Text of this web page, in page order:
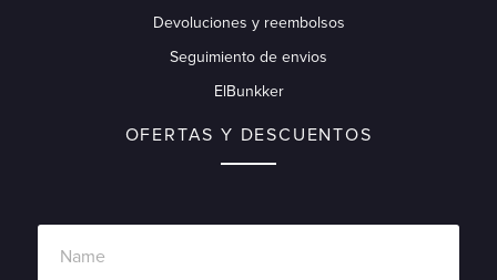
Devoluciones y reembolsos
Seguimiento de envios
ElBunkker
OFERTAS Y DESCUENTOS